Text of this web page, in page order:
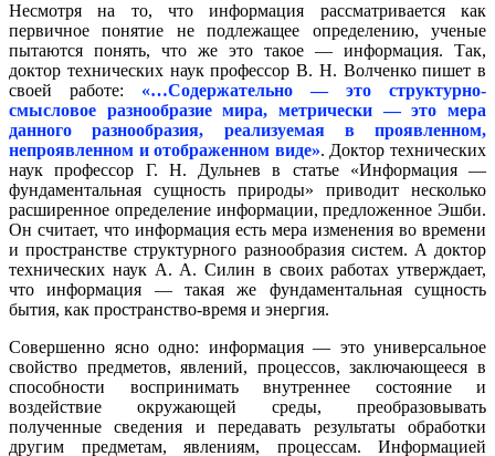
Несмотря на то, что информация рассматривается как
первичное понятие не подлежащее определению, ученые
пытаются понять, что же это такое — информация. Так,
доктор технических наук профессор В. Н. Волченко пишет в
своей работе: «…Содержательно — это структурно-
смысловое разнообразие мира, метрически — это мера
данного разнообразия, реализуемая в проявленном,
непроявленном и отображенном виде». Доктор технических
наук профессор Г. Н. Дульнев в статье «Информация —
фундаментальная сущность природы» приводит несколько
расширенное определение информации, предложенное Эшби.
Он считает, что информация есть мера изменения во времени
и пространстве структурного разнообразия систем. А доктор
технических наук А. А. Силин в своих работах утверждает,
что информация — такая же фундаментальная сущность
бытия, как пространство-время и энергия.
Совершенно ясно одно: информация — это универсальное
свойство предметов, явлений, процессов, заключающееся в
способности воспринимать внутреннее состояние и
воздействие окружающей среды, преобразовывать
полученные сведения и передавать результаты обработки
другим предметам, явлениям, процессам. Информацией